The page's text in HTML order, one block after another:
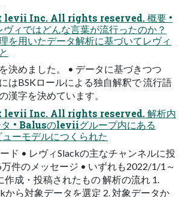
Inc. All rights reserved. 概要 •
ィではどんな言葉が流行ったのか？
を用いたデータ解析に基づいてレヴィ
決めました。 • データに基づきつつ
はBSKロールによる独自解釈で 流行語
漢字を決めています。
Inc. All rights reserved. 解析内
• Balusのleviiグループ内にある
ーモデルにつくられた
ド • レヴィSlackの主なチャンネルに投
件のメッセージ • いずれも2022/1/1～
作成・投稿されたもの 解析の流れ 1.
から対象データを選定 2. 対象データか